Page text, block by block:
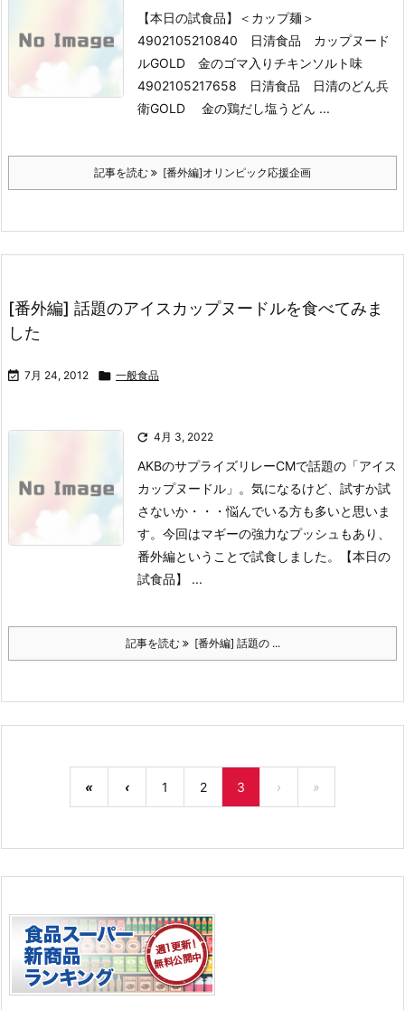
【本日の試食品】
＜カップ麺＞
4902105210840 日清食品 カップヌード
ルGOLD 金のゴマ入りチキンソルト味
4902105217658 日清食品 日清のどん兵
衛GOLD 金の鶏だし塩うどん ...
記事を読む [番外編]オリンピック応援企画
[番外編] 話題のアイスカップヌードルを食べてみま
した
 7月 24, 2012  一般食品
 4月 3, 2022
AKBのサプライズリレーCMで話題の「アイス
カップヌードル」。気になるけど、試すか試
さないか・・・悩んでいる方も多いと思いま
す。今回はマギーの強力なプッシュもあり、
番外編ということで試食しました。
【本日の
試食品】 ...
記事を読む [番外編] 話題の ...
« ‹ 1 2 3 › »